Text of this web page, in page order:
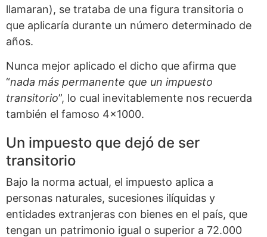
llamaran), se trataba de una figura transitoria o
que aplicaría durante un número determinado de
años.
Nunca mejor aplicado el dicho que afirma que
“nada más permanente que un impuesto
transitorio”, lo cual inevitablemente nos recuerda
también el famoso 4×1000.
Un impuesto que dejó de ser
transitorio
Bajo la norma actual, el impuesto aplica a
personas naturales, sucesiones ilíquidas y
entidades extranjeras con bienes en el país, que
tengan un patrimonio igual o superior a 72.000